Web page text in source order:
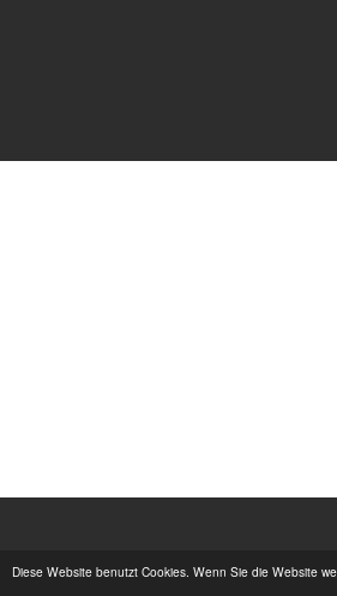
Diese Website benutzt Cookies. Wenn Sie die Website